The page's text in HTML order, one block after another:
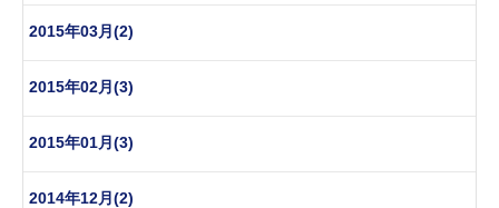
2015年03月(2)
2015年02月(3)
2015年01月(3)
2014年12月(2)